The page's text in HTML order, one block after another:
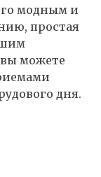
модным и
простая
можете
дня.